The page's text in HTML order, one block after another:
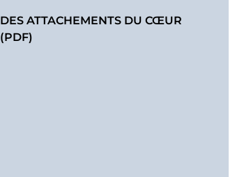
DES ATTACHEMENTS DU CŒUR
(PDF)